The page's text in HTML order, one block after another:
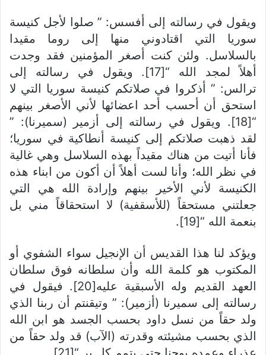
ويقول في رسالته إلى أفسس: ” صلوا لأجل كنيسة
سوريا التي اقتادوني منها إلى روما مقيدا
بالسلاسل. ولئن كنت أصغر المؤمنين فقد وجدت
أهلاً لمجد الله “[17]. ويقول في رسالته إلى
ترالس: ” أذكروا في صلاتكم كنيسة سوريا التي لا
استحق أن أحسب أحد اعضائها لأني الأصغر بينهم
“[18]. ويقول في رسالته إلى أزمير (سميرنا): ”
لقد ذهبت صلاتكم إلى كنيسة أنطاكية في سوريا؛
فأنا أتيت من هناك مقيداً بهذه السلاسل وهي غالية
في نظر الله؛ وأنا لست أهلاً أن أكون من ابناء هذه
الكنيسة لأني الأخير بينهم وإرادة الله هي التي
جعلتني مستحقاً (للأسقفية) لا استحقاقاً مني بل
بنعمة الله “[19].
ويؤكد لنا هذا القديس أن الإنجيل سواء الشفوي أو
المكتوب هو كلمة الله وأن سلطانه فوق سلطان
العهد القديم وله الأسبقية عليه[20]. فيقول في
رسالته إلى سميرنا (أزمير): ” وتيقنتم أن ربنا الذي
ولد حقاً من نسل داود بحسب الجسد هو ابن الله
الذي بحسب مشيئته وقدرته (الآب) قد ولد حقاً من